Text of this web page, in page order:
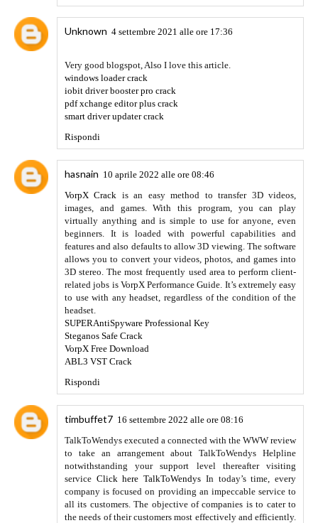
Unknown 4 settembre 2021 alle ore 17:36
Very good blogspot, Also I love this article.
windows loader crack
iobit driver booster pro crack
pdf xchange editor plus crack
smart driver updater crack
Rispondi
hasnain 10 aprile 2022 alle ore 08:46
VorpX Crack is an easy method to transfer 3D videos,
images, and games. With this program, you can play
virtually anything and is simple to use for anyone, even
beginners. It is loaded with powerful capabilities and
features and also defaults to allow 3D viewing. The software
allows you to convert your videos, photos, and games into
3D stereo. The most frequently used area to perform client-
related jobs is VorpX Performance Guide. It’s extremely easy
to use with any headset, regardless of the condition of the
headset.
SUPERAntiSpyware Professional Key
Steganos Safe Crack
VorpX Free Download
ABL3 VST Crack
Rispondi
timbuffet7 16 settembre 2022 alle ore 08:16
TalkToWendys executed a connected with the WWW review
to take an arrangement about TalkToWendys Helpline
notwithstanding your support level thereafter visiting
service Click here TalkToWendys In today’s time, every
company is focused on providing an impeccable service to
all its customers. The objective of companies is to cater to
the needs of their customers most effectively and efficiently.